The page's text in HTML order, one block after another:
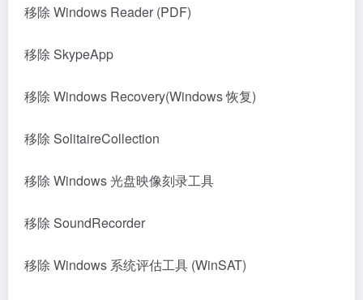
移除 Windows Reader (PDF)
移除 SkypeApp
移除 Windows Recovery(Windows 恢复)
移除 SolitaireCollection
移除 Windows 光盘映像刻录工具
移除 SoundRecorder
移除 Windows 系统评估工具 (WinSAT)